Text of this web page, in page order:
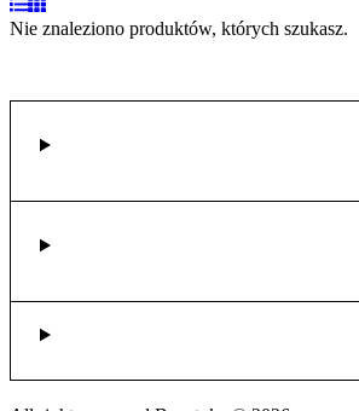
Nie znaleziono produktów, których szukasz.